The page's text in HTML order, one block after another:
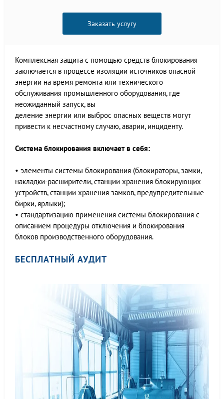
Заказать услугу
Комплексная защита с помощью средств блокирования
заключается в процессе изоляции источников опасной
энергии на время ремонта или технического
обслуживания промышленного оборудования, где
неожиданный запуск, вы
деление энергии или выброс опасных веществ могут
привести к несчастному случаю, аварии, инциденту.
Система блокирования включает в себя:
• элементы системы блокирования (блокираторы, замки,
накладки-расширители, станции хранения блокирующих
устройств, станции хранения замков, предупредительные
бирки, ярлыки);
• стандартизацию применения системы блокирования с
описанием процедуры отключения и блокирования
блоков производственного оборудования.
БЕСПЛАТНЫЙ АУДИТ